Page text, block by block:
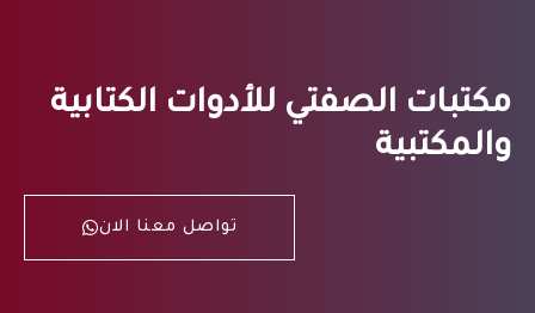
مكتبات الصفتي للأدوات الكتابية
والمكتبية
تواصل معنا الان